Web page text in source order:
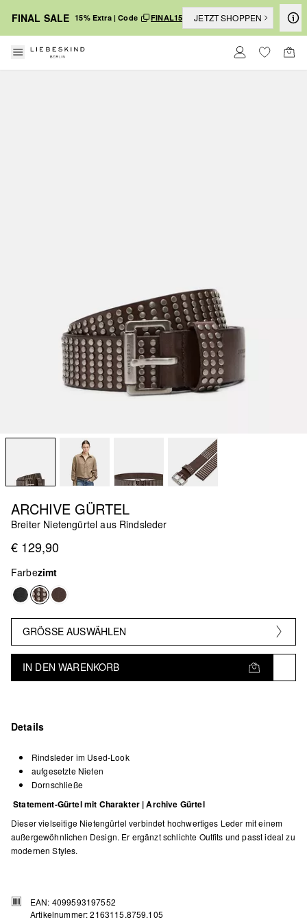
FINAL SALE 15% Extra | Code FINAL15 JETZT SHOPPEN
ARCHIVE GÜRTEL
Breiter Nietengürtel aus Rindsleder
€ 129,90
Farbezimt
GRÖSSE AUSWÄHLEN
IN DEN WARENKORB
Details
Rindsleder im Used-Look
aufgesetzte Nieten
Dornschließe
Statement-Gürtel mit Charakter | Archive Gürtel
Dieser vielseitige Nietengürtel verbindet hochwertiges Leder mit einem
außergewöhnlichen Design. Er ergänzt schlichte Outfits und passt ideal zu
modernen Styles.
EAN: 4099593197552
Artikelnummer: 2163115.8759.105